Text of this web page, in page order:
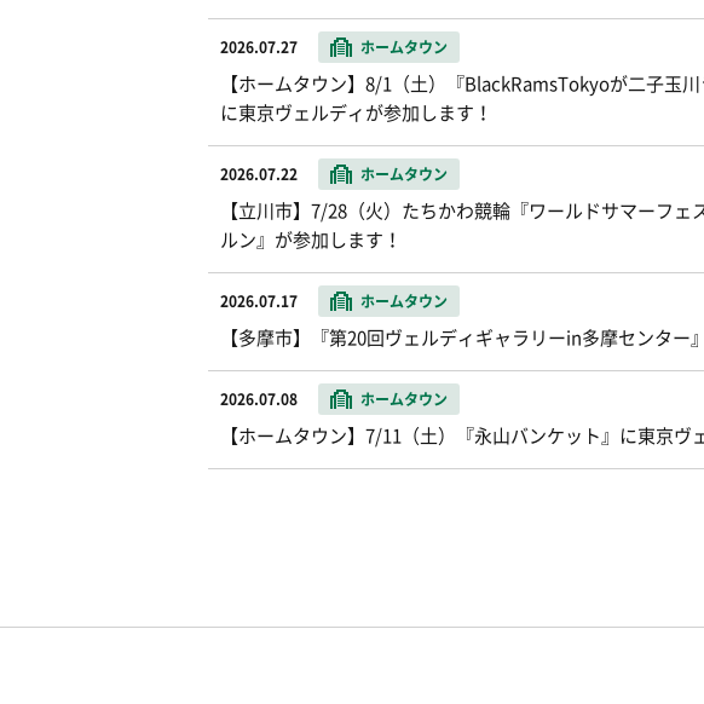
2026.07.27 ホームタウン
【ホームタウン】8/1（土）『BlackRamsTokyoが二子玉
に東京ヴェルディが参加します！
2026.07.22 ホームタウン
【立川市】7/28（火）たちかわ競輪『ワールドサマーフ
ルン』が参加します！
2026.07.17 ホームタウン
【多摩市】『第20回ヴェルディギャラリーin多摩センター
2026.07.08 ホームタウン
【ホームタウン】7/11（土）『永山バンケット』に東京ヴ